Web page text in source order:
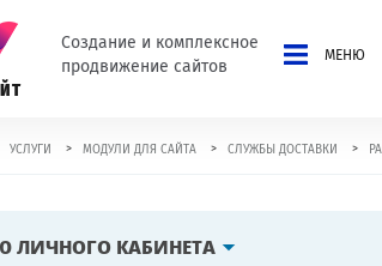
Создание и комплексное
продвижение сайтов
МЕНЮ
УСЛУГИ > МОДУЛИ ДЛЯ САЙТА > СЛУЖБЫ ДОСТАВКИ >
ЛИЧНОГО КАБИНЕТА